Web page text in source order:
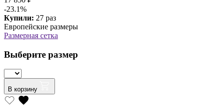
-23.1%
Купили: 27 раз
Европейские размеры
Размерная сетка
Выберите размер
В корзину